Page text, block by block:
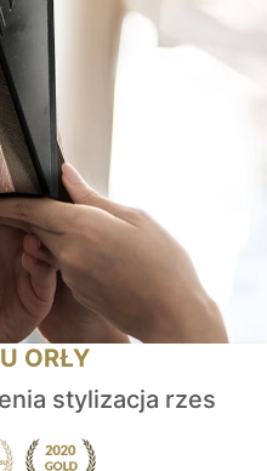
ORŁY
stylizacja rzes